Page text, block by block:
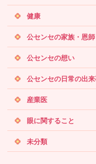
健康
公センセの家族・恩
公センセの想い
公センセの日常の出
産業医
眼に関すること
未分類